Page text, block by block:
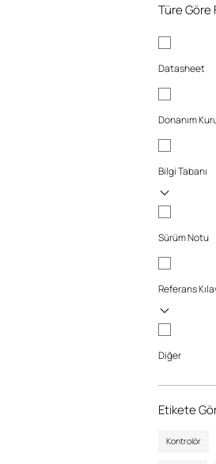
Türe Göre
Datasheet
Donanım
Bilgi Tabanı
Sürüm Notu
Referans
Diğer
Etikete
Kontrolör